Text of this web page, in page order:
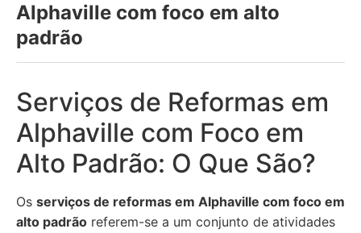
Alphaville com foco em alto
padrão
Serviços de Reformas em
Alphaville com Foco em
Alto Padrão: O Que São?
Os serviços de reformas em Alphaville com foco em
alto padrão referem-se a um conjunto de atividades